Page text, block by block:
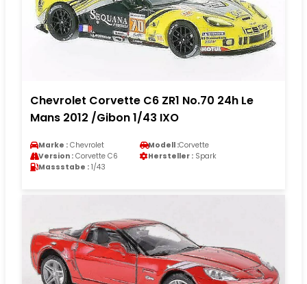
Chevrolet Corvette C6 ZR1 No.70 24h Le
Mans 2012 /Gibon 1/43 IXO
Marke : Chevrolet Modell :Corvette
Version : Corvette C6 Hersteller : Spark
Massstabe : 1/43